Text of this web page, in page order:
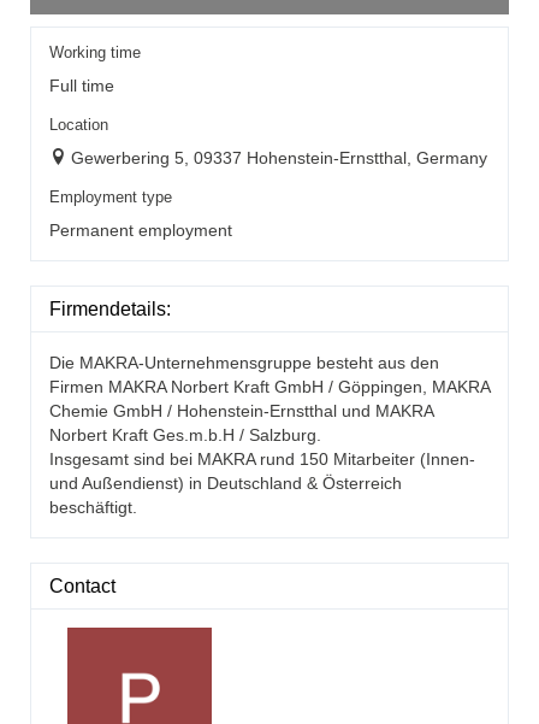
Working time
Full time
Location
Gewerbering 5, 09337 Hohenstein-Ernstthal, Germany
Employment type
Permanent employment
Firmendetails:
Die MAKRA-Unternehmensgruppe besteht aus den
Firmen MAKRA Norbert Kraft GmbH / Göppingen, MAKRA
Chemie GmbH / Hohenstein-Ernstthal und MAKRA
Norbert Kraft Ges.m.b.H / Salzburg.
Insgesamt sind bei MAKRA rund 150 Mitarbeiter (Innen-
und Außendienst) in Deutschland & Österreich
beschäftigt.
Contact